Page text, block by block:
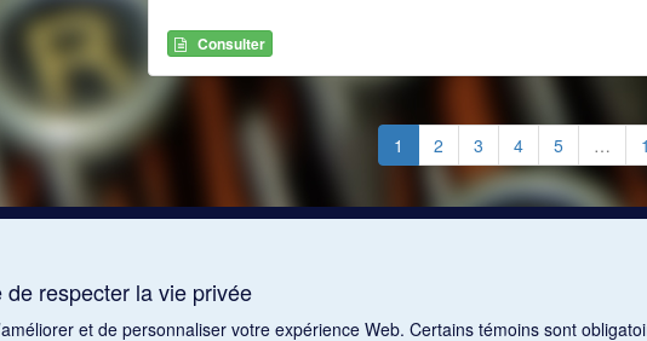
Consulter
1 2 3 4 5 …
de respecter la vie privée
et de personnaliser votre expérience Web. Certains témoins sont